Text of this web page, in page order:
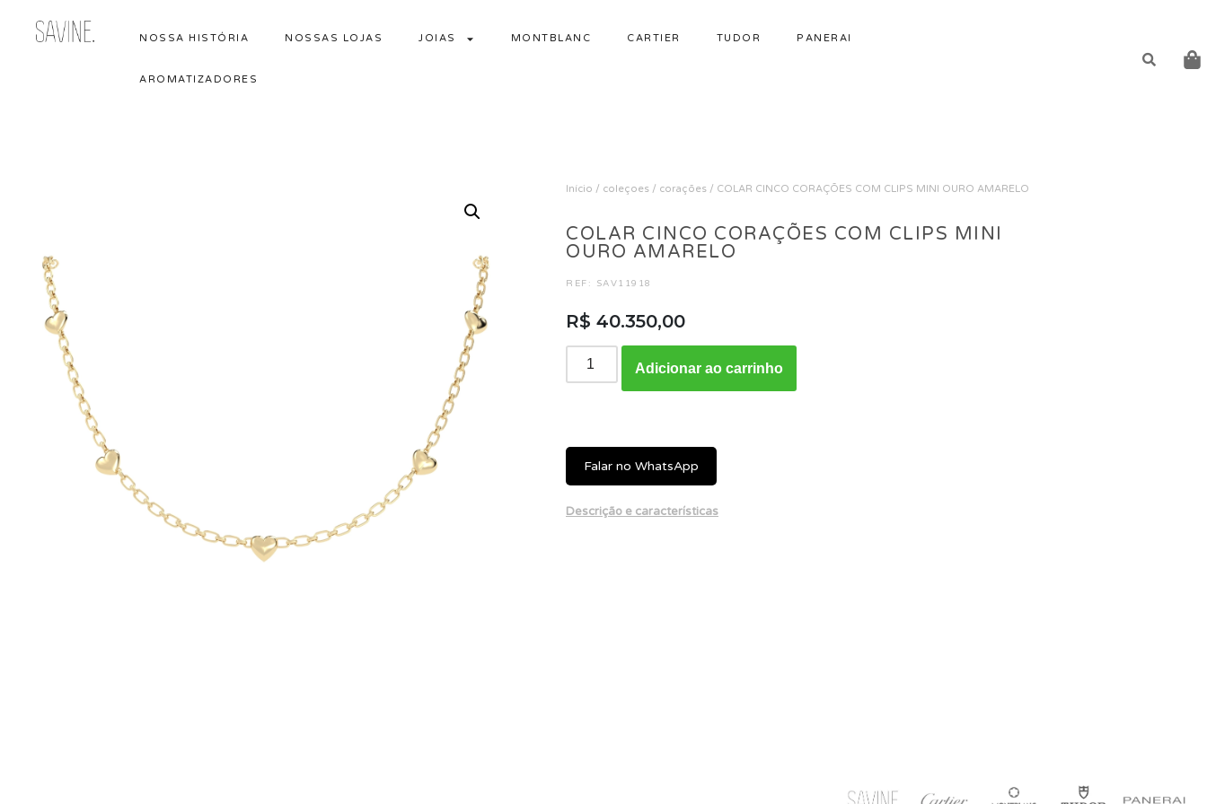
NOSSA HISTÓRIA NOSSAS LOJAS JOIAS MONTBLANC CARTIER TUDOR PANERAI
AROMATIZADORES
Início / coleçoes / corações / COLAR CINCO CORAÇÕES COM CLIPS MINI OURO AMARELO
COLAR CINCO CORAÇÕES COM CLIPS MINI
OURO AMARELO
REF: SAV11918
R$ 40.350,00
Adicionar ao carrinho
Falar no WhatsApp
Descrição e características